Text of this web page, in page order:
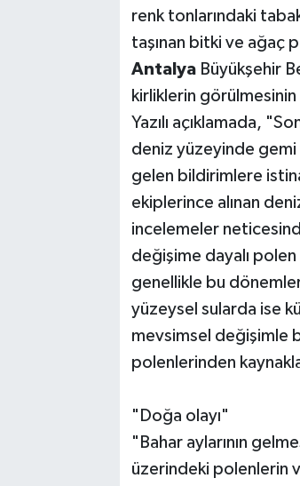
renk tonlarındaki
taşınan bitki ve ağaç
AntalyaBüyükşehir
kirliklerin görülmesinin
Yazılı açıklamada,
deniz yüzeyinde gemi
gelen bildirimlere
ekiplerince alınan
incelemeler
değişime dayalı
genellikle bu
yüzeysel sularda ise
mevsimsel değişimle
polenlerinden
"Doğa olayı"
"Bahar aylarının
üzerindeki polenlerin